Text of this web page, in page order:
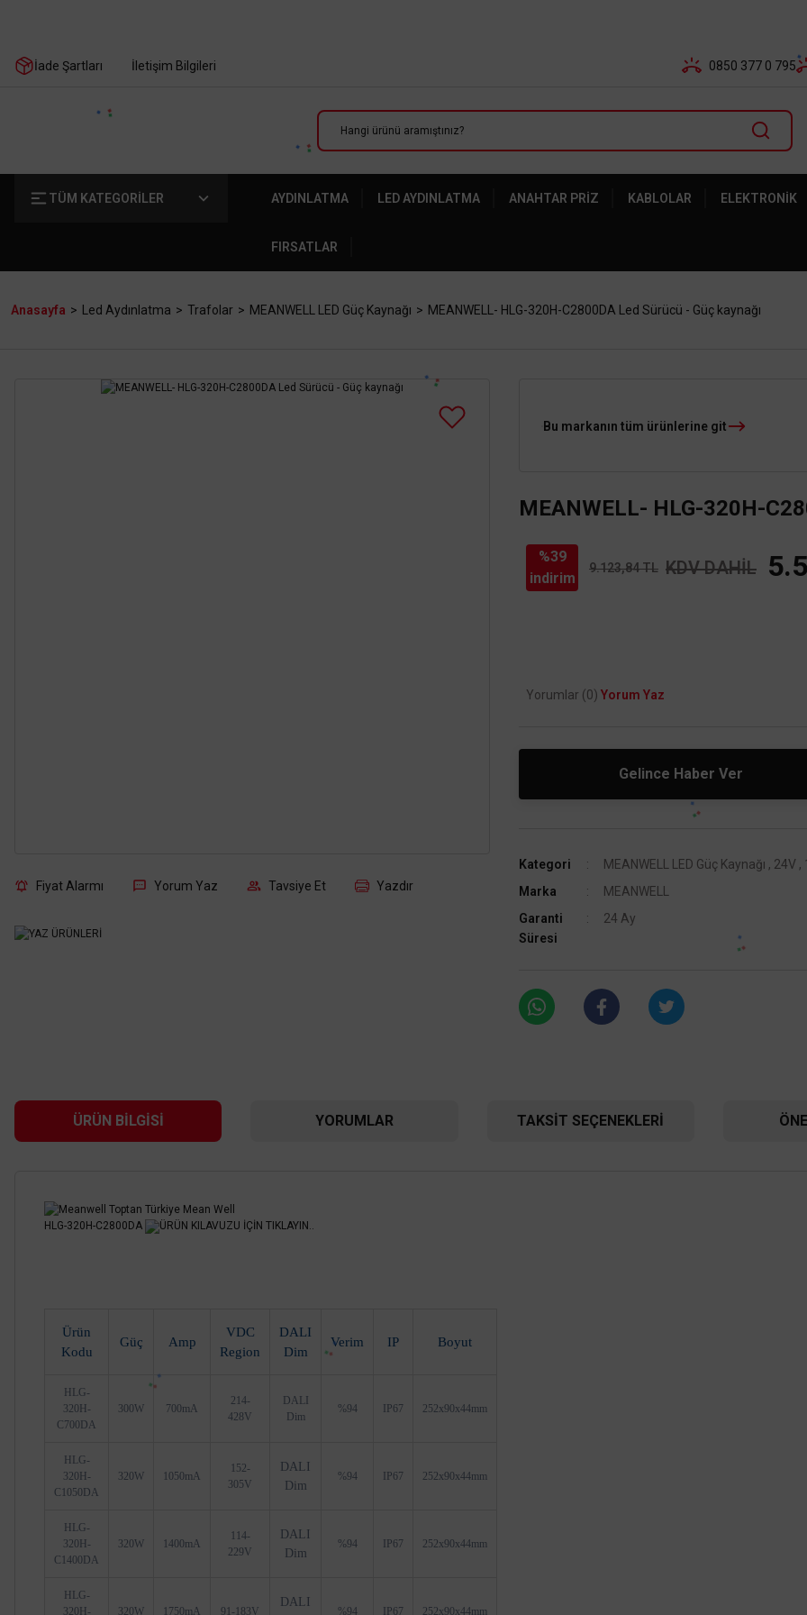
İade Şartları İletişim Bilgileri 0850 377 0 795
TÜM KATEGORİLER AYDINLATMA LED AYDINLATMA ANAHTAR PRIZ KABLOLAR ELEKTRONIK
FIRSATLAR
Anasayfa Led Aydınlatma Trafolar MEANWELL LED Güç Kaynağı MEANWELL- HLG-320H-C2800DA Led Sürücü - Güç kaynağı
Fiyat Alarmı Yorum Yaz Tavsiye Et Yazdır
Bu markanın tüm ürünlerine git
MEANWELL- HLG-320H-
%39
indirim
9.123,84 TL KDV DAHİL
Yorumlar (0) Yorum Yaz
Gelince Haber Ver
Kategori MEANWELL LED Güç Kaynağı , 24V ,
Marka
MEANWELL
Garanti
Süresi
24 Ay
ÜRÜN BILGISI YORUMLAR TAKSIT SEÇENEKLERI
HLG-320H-C2800DA ÜRÜN KILAVUZU İÇİN TIKLAYIN..
Ürün
Kodu
Güç Amp
VDC
Region
DALI
Dim
Verim IP Boyut
HLG-
320H-
C700DA
300W 700mA
214-
428V
DALI
Dim
%94 IP67 252x90x44mm
HLG-
320H-
C1050DA
320W 1050mA
152-
305V
DALI
Dim
%94 IP67 252x90x44mm
HLG-
320H-
C1400DA
320W 1400mA
114-
229V
DALI
Dim
%94 IP67 252x90x44mm
HLG-
320H-
320W 1750mA 91-183V
DALI
%94 IP67 252x90x44mm